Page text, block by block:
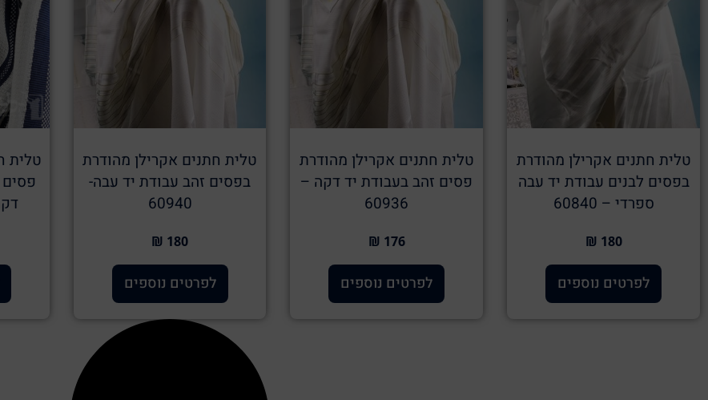
טלית חתנים אקרילן מהודרת
בפסים לבנים עבודת יד עבה
ספרדי – 60840
180 ₪
לפרטים נוספים
טלית חתנים אקרילן מהודרת
פסים זהב בעבודת יד דקה –
60936
176 ₪
לפרטים נוספים
טלית חתנים אקרילן מהודרת
בפסים זהב עבודת יד עבה-
60940
180 ₪
לפרטים נוספים
טלית